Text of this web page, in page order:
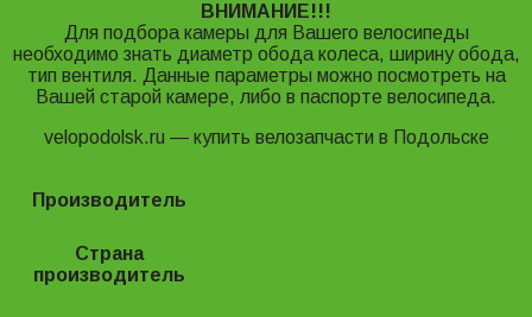
ВНИМАНИЕ!!!
Для подбора камеры для Вашего велосипеды
необходимо знать диаметр обода колеса, ширину обода,
тип вентиля. Данные параметры можно посмотреть на
Вашей старой камере, либо в паспорте велосипеда.
velopodolsk.ru ― купить велозапчасти в Подольске
Производитель
Страна
производитель